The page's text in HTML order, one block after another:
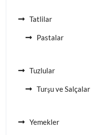
Tatlilar
Pastalar
Tuzlular
Turşu ve Salçalar
Yemekler